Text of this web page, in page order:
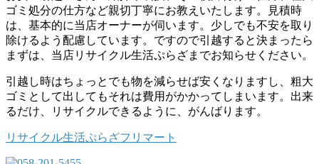
ゴミ処分の仕方など親切丁寧にお教えいたします。見積時
は、基本的に当店オーナーが伺います。少しでも不安を取り
除けるよう配慮しています。ですので引越すると決まったら
まずは、当店リサイクル生活ぷらざまでお知らせください。
引越し時はちょっとでも物を減らせば安くなりますし、粗大
ゴミとして出してもそれは費用がかかってしまいます。出来
るだけ、リサイクルできるように、がんばります。
リサイクル生活ぷらざフリマート